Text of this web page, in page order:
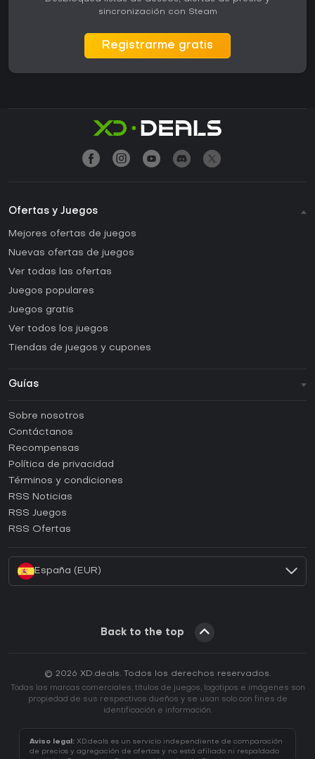
sincronización con Steam
Registrarme gratis
Ofertas y Juegos
Mejores ofertas de juegos
Nuevas ofertas de juegos
Ver todas las ofertas
Juegos populares
Juegos gratis
Ver todos los juegos
Tiendas de juegos y cupones
Guías
Guías y tutoriales
¿Cómo activar una CD Key de Steam?
¿Cómo activar una CD Key de Epic Games?
¿Cómo activar una CD Key de GOG?
¿Cómo activar una CD Key de Ubisoft Connect?
Sobre nosotros
Contáctanos
Recompensas
Política de privacidad
Términos y condiciones
RSS Noticias
RSS Juegos
RSS Ofertas
España (EUR)
Back to the top
© 2026 XD.deals. Todos los derechos reservados.
Todas las marcas comerciales, títulos de juegos, logotipos e imágenes son
propiedad de sus respectivos dueños y se usan solo con fines de
identificación e información.
Aviso legal: XD.deals es un servicio independiente de comparación
de precios y agregación de ofertas y no está afiliado ni respaldado